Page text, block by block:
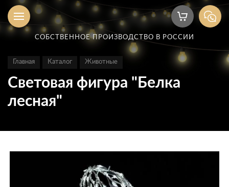
СОБСТВЕННОЕ ПРОИЗВОДСТВО В РОССИИ
Главная Каталог Животные
Световая фигура "Белка
лесная"